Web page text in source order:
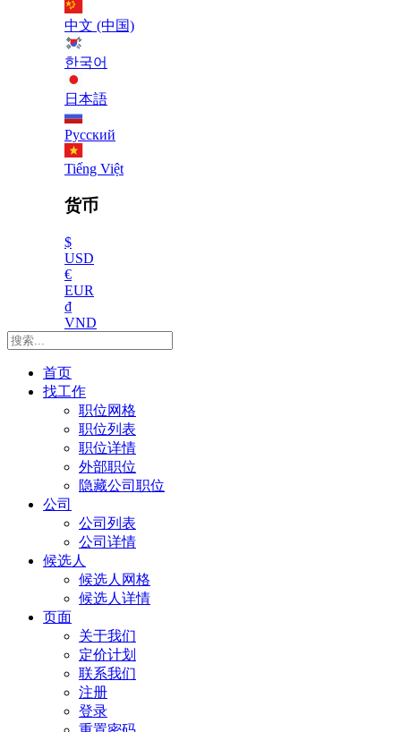
中文 (中国)
한국어
日本語
Русский
Tiếng Việt
货币
$
USD
€
EUR
₫
VND
首页
找工作
职位网格
职位列表
职位详情
外部职位
隐藏公司职位
公司
公司列表
公司详情
候选人
候选人网格
候选人详情
页面
关于我们
定价计划
联系我们
注册
登录